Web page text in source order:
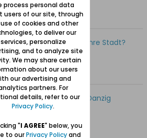
22:41
Einwohner von Danzig ihre Stadt?
0 Likes
13:21
(tłusty czwartek) in Danzig
16:12
process personal data
users of our site, through
of cookies and other
to deliver our
services, personalize
and to analyze site
We may share certain
about our users
our advertising and
partners. For
details, refer to our
Privacy Policy.
"I AGREE" below, you
to ourPrivacy Policyand